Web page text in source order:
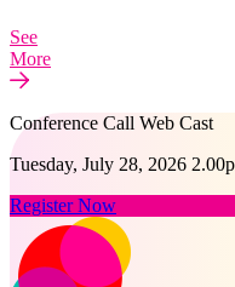
See
More
Conference Call Web Cast
Tuesday, July 28, 2026
Register Now